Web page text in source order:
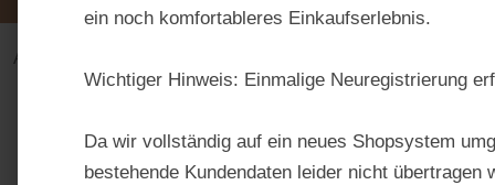
Alles fürs Pferd
ein noch komfortableres Einkaufserlebnis.
Wichtiger Hinweis: Einmalige Neuregistrierung
Da wir vollständig auf ein neues Shopsystem
bestehende Kundendaten leider nicht übertragen